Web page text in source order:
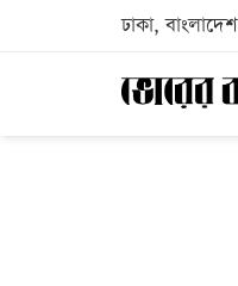
ঢাকা, বাংলাদেশ